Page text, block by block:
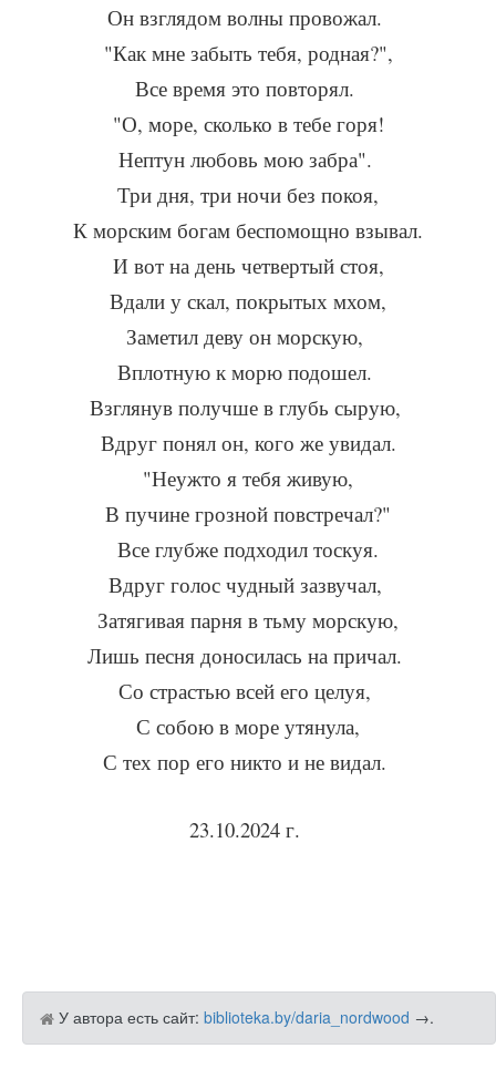
Он взглядом волны провожал.
"Как мне забыть тебя, родная?",
Все время это повторял.
"О, море, сколько в тебе горя!
Нептун любовь мою забра".
Три дня, три ночи без покоя,
К морским богам беспомощно взывал.
И вот на день четвертый стоя,
Вдали у скал, покрытых мхом,
Заметил деву он морскую,
Вплотную к морю подошел.
Взглянув получше в глубь сырую,
Вдруг понял он, кого же увидал.
"Неужто я тебя живую,
В пучине грозной повстречал?"
Все глубже подходил тоскуя.
Вдруг голос чудный зазвучал,
Затягивая парня в тьму морскую,
Лишь песня доносилась на причал.
Со страстью всей его целуя,
С собою в море утянула,
С тех пор его никто и не видал.
23.10.2024 г.
У автора есть сайт: biblioteka.by/daria_nordwood →.